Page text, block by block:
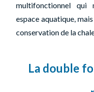
multifonctionnel qui
espace aquatique,
conservation de la
La double